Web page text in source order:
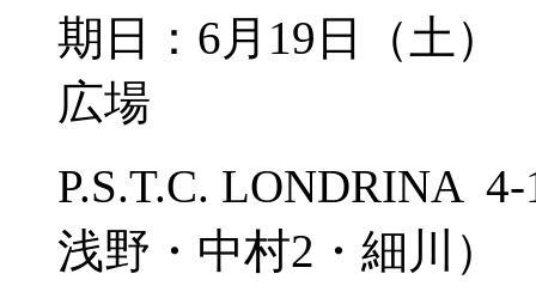
期日：6月19日（土
広場
P.S.T.C. LONDRINA
浅野・中村2・細川）